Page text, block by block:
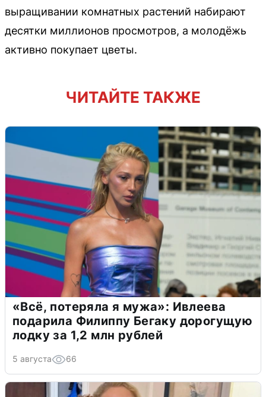
выращивании комнатных растений набирают
десятки миллионов просмотров, а молодёжь
активно покупает цветы.
ЧИТАЙТЕ ТАКЖЕ
«Всё, потеряла я мужа»: Ивлеева
подарила Филиппу Бегаку дорогущую
лодку за 1,2 млн рублей
5 августа 66